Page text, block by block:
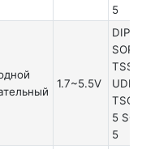
5
1.7~5.5V
DIP8
SOP8
5
5